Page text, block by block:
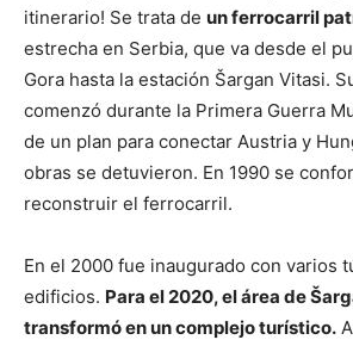
itinerario! Se trata de un ferrocarril
estrecha en Serbia, que va desde el
Gora hasta la estación Šargan Vitasi.
comenzó durante la Primera Guerra
de un plan para conectar Austria y
obras se detuvieron. En 1990 se
reconstruir el ferrocarril.
En el 2000 fue inaugurado con varios
edificios. Para el 2020, el área de
transformó en un complejo turístico.